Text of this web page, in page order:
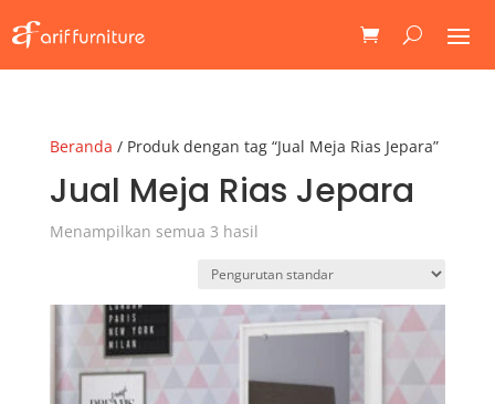
Beranda / Produk dengan tag “Jual Meja Rias Jepara”
Jual Meja Rias Jepara
Menampilkan semua 3 hasil